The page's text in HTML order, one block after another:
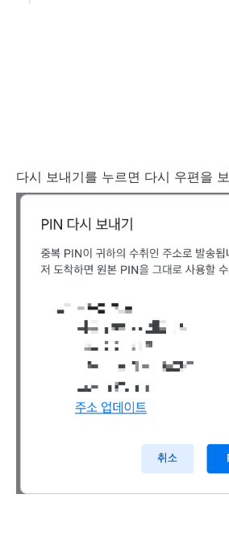
다시 보내기를 누르면 다시 우편을